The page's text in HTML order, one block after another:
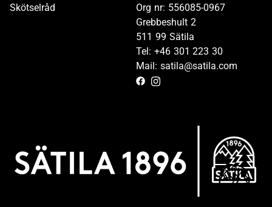
Skötselråd
Org nr: 556085-0967
Grebbeshult 2
511 99 Sätila
Tel: +46 301 223 30
Mail: satila@satila.com